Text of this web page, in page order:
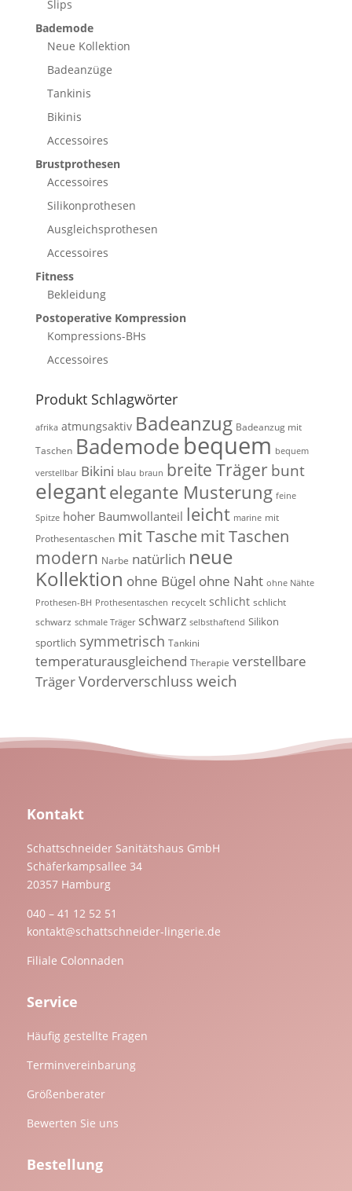
Slips
Bademode
Neue Kollektion
Badeanzüge
Tankinis
Bikinis
Accessoires
Brustprothesen
Accessoires
Silikonprothesen
Ausgleichsprothesen
Accessoires
Fitness
Bekleidung
Postoperative Kompression
Kompressions-BHs
Accessoires
Produkt Schlagwörter
afrika atmungsaktiv Badeanzug Badeanzug mit
Taschen Bademodebequem bequem
verstellbar Bikini blau braun breite Träger bunt
elegantelegante Musterung feine
Spitze hoher Baumwollanteil leicht marine mit
Prothesentaschen mit Taschemit Taschen
modern Narbe natürlich neue
Kollektion ohne Bügel ohne Naht ohne Nähte
Prothesen-BH Prothesentaschen recycelt schlicht schlicht
schwarz schmale Träger schwarz selbsthaftend Silikon
sportlich symmetrisch Tankini
temperaturausgleichend Therapie verstellbare
TrägerVorderverschluss weich
Kontakt
Schattschneider Sanitätshaus GmbH
Schäferkampsallee 34
20357 Hamburg
040 – 41 12 52 51
kontakt@schattschneider-lingerie.de
Filiale Colonnaden
Service
Häufig gestellte Fragen
Terminvereinbarung
Größenberater
Bewerten Sie uns
Bestellung